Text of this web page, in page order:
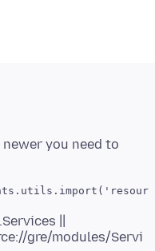
you need to
||
gre/modules/Servi